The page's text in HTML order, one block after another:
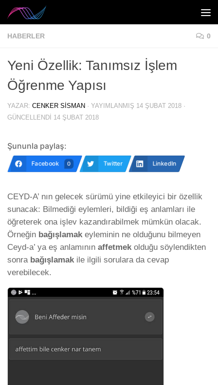
Skip to content
HABERLER 0
Yeni Özellik: Tanımsız İşlem
Öğrenme Yapısı
YAZAR: CENKER SISMAN · YAYIMLANMIŞ 14 ŞUBAT 2018 ·
GÜNCELLENDI 14 ŞUBAT 2018
Şununla paylaş:
Facebook 0 Twitter LinkedIn
CEYD-A’ nın gelecek sürümü yine etkileyici bir özellik
sunacak: Bilmediği eylemleri, bildiği eş anlamları ile
öğreterek ona işlev kazandırabilmek mümkün olacak.
Örneğin bağışlamakeyleminin ne olduğunu bilmeyen
Ceyd-a’ ya eş anlamının affetmekolduğu söylendikten
sonra bağışlamakile ilgili sorulara da cevap
verebilecek.